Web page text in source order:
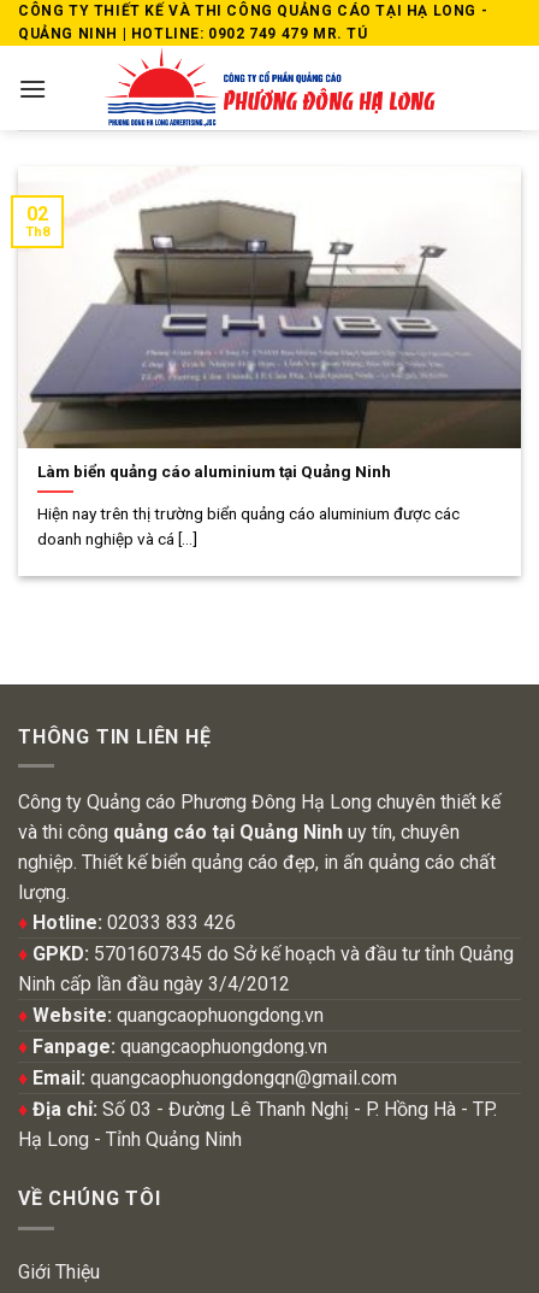
Skip
to
CÔNG TY THIẾT KẾ VÀ THI CÔNG QUẢNG CÁO TẠI HẠ LONG -
QUẢNG NINH | HOTLINE: 0902 749 479 MR. TÚ
Làm biển quảng cáo aluminium tại Quảng Ninh
Hiện nay trên thị trường biển quảng cáo aluminium được các
doanh nghiệp và cá [...]
02
Th8
THÔNG TIN LIÊN HỆ
Công ty Quảng cáo Phương Đông Hạ Long chuyên thiết kế
và thi công quảng cáo tại Quảng Ninh uy tín, chuyên
nghiệp. Thiết kế biển quảng cáo đẹp, in ấn quảng cáo chất
lượng.
♦ Hotline: 02033 833 426
♦ GPKD: 5701607345 do Sở kế hoạch và đầu tư tỉnh Quảng
Ninh cấp lần đầu ngày 3/4/2012
♦ Website: quangcaophuongdong.vn
♦ Fanpage: quangcaophuongdong.vn
♦ Email: quangcaophuongdongqn@gmail.com
♦ Địa chỉ: Số 03 - Đường Lê Thanh Nghị - P. Hồng Hà - TP.
Hạ Long - Tỉnh Quảng Ninh
VỀ CHÚNG TÔI
Giới Thiệu